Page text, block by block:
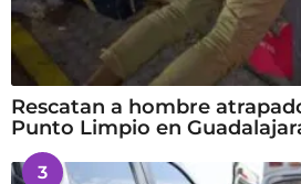
Rescatan a hombre
Punto Limpio en
3